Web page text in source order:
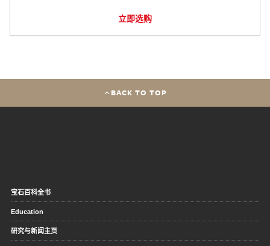
立即选购
BACK TO TOP
宝石百科全书
Education
研究与新闻主页